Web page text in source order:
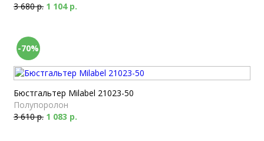
3 680 р. 1 104 р.
-70%
Бюстгальтер Milabel 21023-50
Полупоролон
3 610 р. 1 083 р.